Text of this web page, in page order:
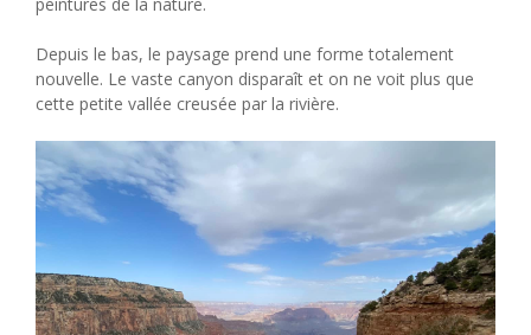
Depuis le bas, le paysage prend une forme totalement
nouvelle. Le vaste canyon disparaît et on ne voit plus que
cette petite vallée creusée par la rivière.